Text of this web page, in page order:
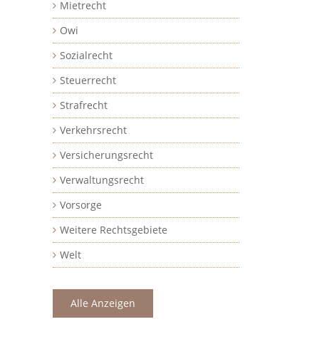
Mietrecht
Owi
Sozialrecht
Steuerrecht
Strafrecht
Verkehrsrecht
Versicherungsrecht
Verwaltungsrecht
Vorsorge
Weitere Rechtsgebiete
Welt
Alle Anzeigen